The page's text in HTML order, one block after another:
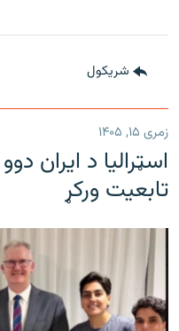
شريکول
زمری ۱۵, ۱۴۰۵
اسټرالیا د ایران
تابعیت ورکړ